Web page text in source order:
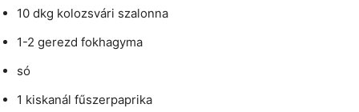
10 dkg kolozsvári szalonna
1-2 gerezd fokhagyma
só
1 kiskanál fűszerpaprika